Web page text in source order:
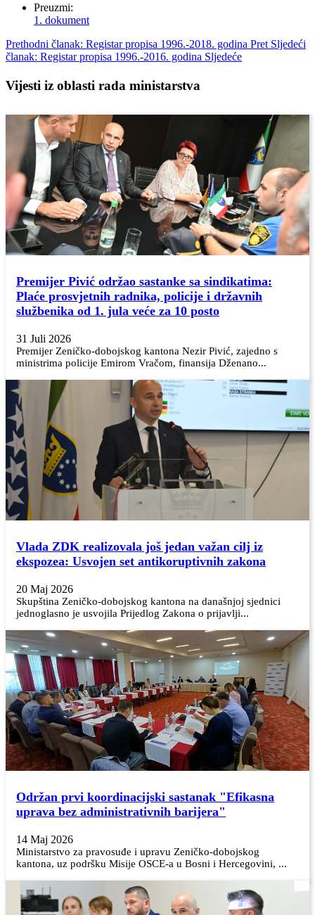
Preuzmi:
1. dokument
Prethodni članak: Registar propisa 1996.-2018. godina Pret Sljedeći
članak: Registar propisa 1996.-2016. godina Sljedeće
Vijesti iz oblasti rada ministarstva
Premijer Pivić održao sastanke sa sindikatima:
Plaće prosvjetnih radnika, policije i državnih
službenika od 1. jula veće za 10 posto
31 Juli 2026
Premijer Zeničko-dobojskog kantona Nezir Pivić, zajedno s
ministrima policije Emirom Vračom, finansija Dženano...
Vlada ZDK realizovala još jedan važan cilj iz
ekspozea: Usvojen set antikoruptivnih zakona
20 Maj 2026
Skupština Zeničko-dobojskog kantona na današnjoj sjednici
jednoglasno je usvojila Prijedlog Zakona o prijavlji...
Održan prvi koordinacijski sastanak "Efikasna
uprava bez administrativnih barijera"
14 Maj 2026
Ministarstvo za pravosuđe i upravu Zeničko-dobojskog
kantona, uz podršku Misije OSCE-a u Bosni i Hercegovini, ...